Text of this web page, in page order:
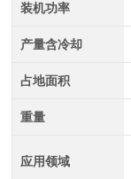
装机功率
产量含冷却
占地面积
重量
应用领域